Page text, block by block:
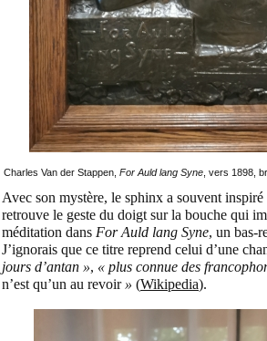
Charles Van der Stappen, For Auld lang Syne, vers 1898,
Avec son mystère, le sphinx a souvent inspiré
retrouve le geste du doigt sur la bouche qui
méditation dans For Auld lang Syne, un bas-
J’ignorais que ce titre reprend celui d’une
jours d’antan », « plus connue des
n’est qu’un au revoir» (Wikipedia).